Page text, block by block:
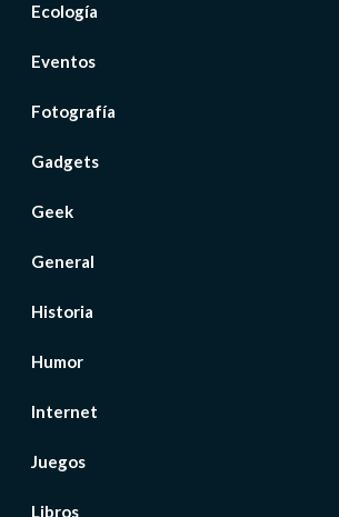
Ecología
Eventos
Fotografía
Gadgets
Geek
General
Historia
Humor
Internet
Juegos
Libros